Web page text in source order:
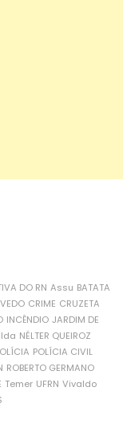
DO RN Assu BATATA
CRIME CRUZETA
INCÊNDIO JARDIM DE
NÉLTER QUEIROZ
POLÍCIA CIVIL
ROBERTO GERMANO
Temer UFRN Vivaldo